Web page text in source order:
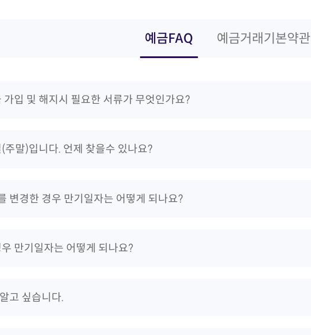
예금FAQ 예금거래기본약관
가입 및 해지시 필요한 서류가 무엇인가요?
주말)입니다. 언제 찾을수 있나요?
변경한 경우 만기일자는 어떻게 되나요?
만기일자는 어떻게 되나요?
고 싶습니다.